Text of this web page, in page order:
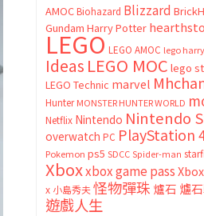
AMOC Biohazard Blizzard
Gundam Harry Potter
LEGO LEGO AMOC lego
Ideas LEGO MOC lego
LEGO Technic marvel
Hunter MONSTER HUNTER WORLD
Netflix Nintendo Nintendo
overwatch PC PlayStation
Pokemon ps5 SDCC Spider-man
Xboxxbox game pass
x 小島秀夫怪物彈珠 爐石 爐
遊戲人生